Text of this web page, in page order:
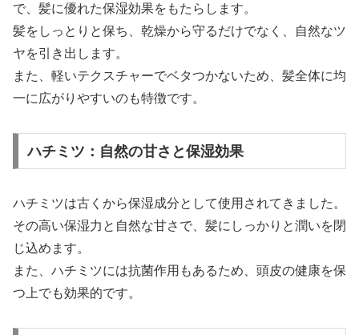
で、髪に優れた保湿効果をもたらします。
髪をしっとりと保ち、乾燥から守るだけでなく、自然なツ
ヤを引き出します。
また、軽いテクスチャーでベタつかないため、髪全体に均
一に広がりやすいのも特徴です。
ハチミツ：自然の甘さと保湿効果
ハチミツは古くから保湿成分として使用されてきました。
その高い保湿力と自然な甘さで、髪にしっかりと潤いを閉
じ込めます。
また、ハチミツには抗菌作用もあるため、頭皮の健康を保
つ上でも効果的です。